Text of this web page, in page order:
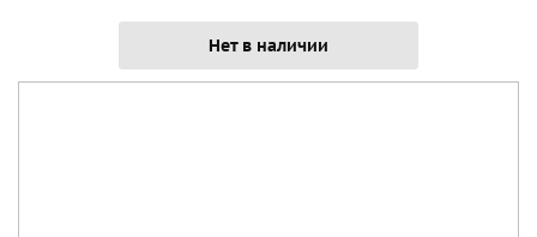
Нет в наличии